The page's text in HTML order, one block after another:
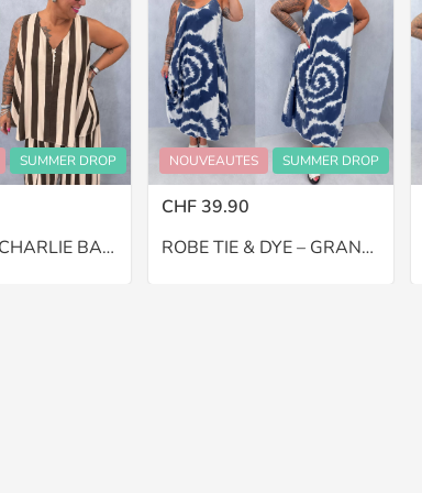
SUMMER DROP
PANTALON CHARLIE BALLON – GRANDE TAILLE 46–48
NOUVEAUTES SUMMER DROP
CHF 39.90
ROBE TIE & DYE – GRANDE TAILLE 46–48